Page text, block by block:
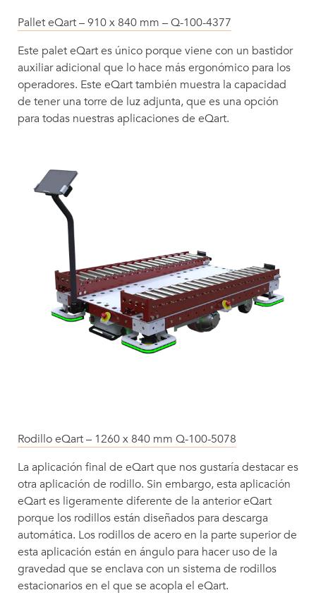
Pallet eQart – 910 x 840 mm – Q-100-4377
Este palet eQart es único porque viene con un bastidor
auxiliar adicional que lo hace más ergonómico para los
operadores. Este eQart también muestra la capacidad
de tener una torre de luz adjunta, que es una opción
para todas nuestras aplicaciones de eQart.
Rodillo eQart – 1260 x 840 mm Q-100-5078
La aplicación final de eQart que nos gustaría destacar es
otra aplicación de rodillo. Sin embargo, esta aplicación
eQart es ligeramente diferente de la anterior eQart
porque los rodillos están diseñados para descarga
automática. Los rodillos de acero en la parte superior de
esta aplicación están en ángulo para hacer uso de la
gravedad que se enclava con un sistema de rodillos
estacionarios en el que se acopla el eQart.